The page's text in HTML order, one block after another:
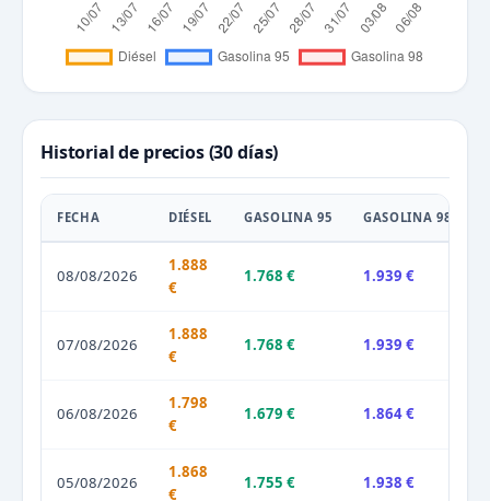
Historial de precios (30 días)
FECHA DIÉSEL GASOLINA 95 GASOLINA 98
08/08/2026
1.888
€
1.768 € 1.939 €
07/08/2026
1.888
€
1.768 € 1.939 €
06/08/2026
1.798
€
1.679 € 1.864 €
05/08/2026
1.868
€
1.755 € 1.938 €